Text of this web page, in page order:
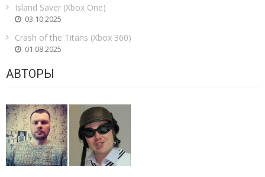
Island Saver (Xbox One)
03.10.2025
Crash of the Titans (Xbox 360)
01.08.2025
АВТОРЫ